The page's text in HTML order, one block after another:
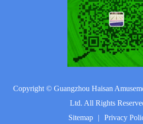
Copyright © Guangzhou Haisan
Ltd. All Rights
Sitemap
| Privacy